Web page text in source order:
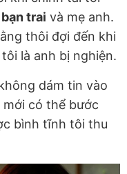
bạn trai và mẹ anh.
thôi đợi đến khi
là anh bị nghiện.
dám tin vào
có thể bước
bình tĩnh tôi thu